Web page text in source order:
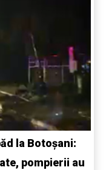
la Botoșani:
pompierii au